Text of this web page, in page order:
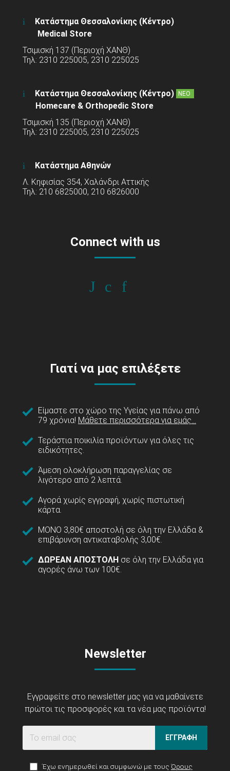
Κατάστημα Θεσσαλονίκης (Κέντρο)
Medical Store
Τσιμισκή 137 (Περιοχή ΧΑΝΘ)
Τηλ: 2310 225005, 2310 225025
Κατάστημα Θεσσαλονίκης (Κέντρο) ΝΕΟ
Homecare & Orthopedic Store
Τσιμισκή 135 (Περιοχή ΧΑΝΘ)
Τηλ: 2310 225005, 2310 225025
Κατάστημα Αθηνών
Λ. Κηφισίας 354, Χαλάνδρι Αττικής
Τηλ: 210 6825000, 210 6826000
Connect with us
Γιατί να μας επιλέξετε
Είμαστε στο χώρο της Υγείας για πάνω από
79 χρόνια! Μάθετε περισσότερα για εμάς...
Τεράστια ποικιλία προϊόντων για όλες τις
ειδικότητες.
Άμεση ολοκλήρωση παραγγελίας σε
λιγότερο από 2 λεπτά.
Αγορά χωρίς εγγραφή, χωρίς πιστωτική
κάρτα.
ΜΟΝΟ 3,80€ αποστολή σε όλη την Ελλάδα &
επιβάρυνση αντικαταβολής 3,00€.
ΔΩΡΕΑΝ ΑΠΟΣΤΟΛΗ σε όλη την Ελλάδα για
αγορές άνω των 100€.
Newsletter
Εγγραφείτε στο newsletter μας για να μαθαίνετε
πρώτοι τις προσφορές και τα νέα μας προϊόντα!
ΕΓΓΡΑΦΗ
Έχω ενημερωθεί και συμφωνώ με τους Όρους